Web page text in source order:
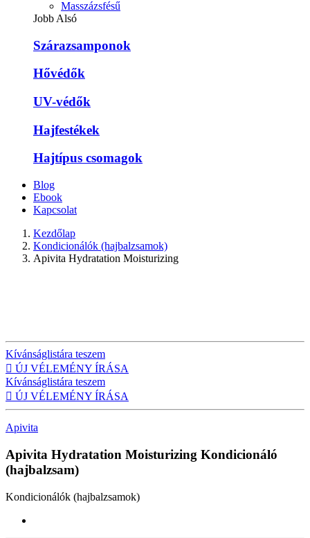
Masszázsfésű
Jobb Alsó
Szárazsamponok
Hővédők
UV-védők
Hajfestékek
Hajtípus csomagok
Blog
Ebook
Kapcsolat
Kezdőlap
Kondicionálók (hajbalzsamok)
Apivita Hydratation Moisturizing
Kívánságlistára teszem
 ÚJ VÉLEMÉNY ÍRÁSA
Kívánságlistára teszem
 ÚJ VÉLEMÉNY ÍRÁSA
Apivita
Apivita Hydratation Moisturizing Kondicionáló
(hajbalzsam)
Kondicionálók (hajbalzsamok)